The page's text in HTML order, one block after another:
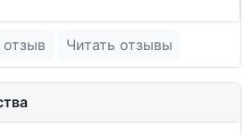
Читать отзывы